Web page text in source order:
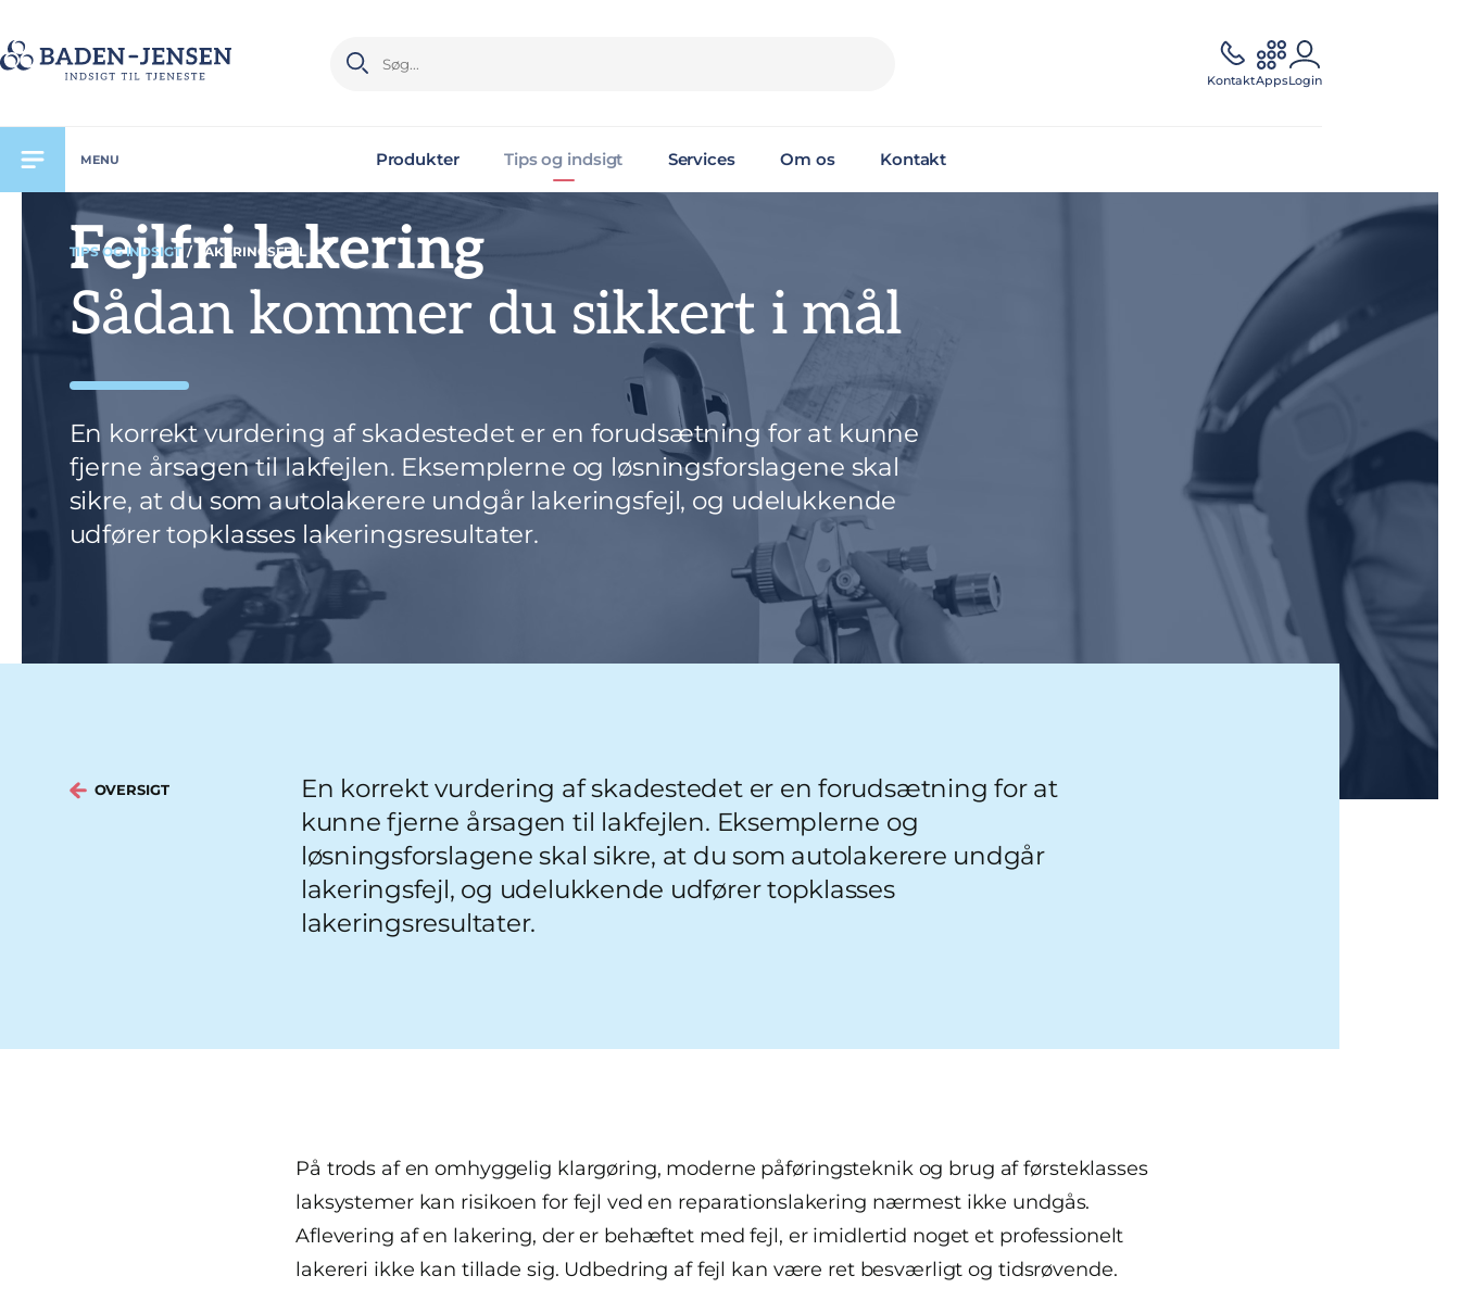
KontaktAppsLogin
MENU Produkter Tips og indsigt Services Om os Kontakt
TIPS OG INDSIGT / LAKERINGSFEJL
Fejlfri lakering
Sådan kommer du sikkert i mål
En korrekt vurdering af skadestedet er en forudsætning for at kunne
fjerne årsagen til lakfejlen. Eksemplerne og løsningsforslagene skal
sikre, at du som autolakerere undgår lakeringsfejl, og udelukkende
udfører topklasses lakeringsresultater.
OVERSIGT
En korrekt vurdering af skadestedet er en forudsætning for at
kunne fjerne årsagen til lakfejlen. Eksemplerne og
løsningsforslagene skal sikre, at du som autolakerere undgår
lakeringsfejl, og udelukkende udfører topklasses
lakeringsresultater.
På trods af en omhyggelig klargøring, moderne påføringsteknik og brug af førsteklasses
laksystemer kan risikoen for fejl ved en reparationslakering nærmest ikke undgås.
Aflevering af en lakering, der er behæftet med fejl, er imidlertid noget et professionelt
lakereri ikke kan tillade sig. Udbedring af fejl kan være ret besværligt og tidsrøvende.